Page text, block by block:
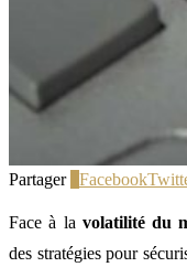
Partager Facebook
Face à la volatilité du
des stratégies pour